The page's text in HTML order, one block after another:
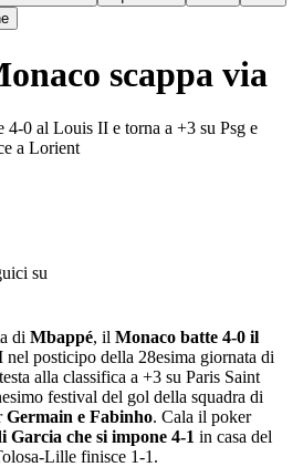
scappa via
4-0 al Louis II e torna a +3 su Psg e
a Lorient
su
di Mbappé, il Monaco batte 4-0 il
posticipo della 28esima giornata di
alla classifica a +3 su Paris Saint
festival del gol della squadra di
Germain e Fabinho. Cala il poker
che si impone 4-1 in casa del
Lille finisce 1-1.